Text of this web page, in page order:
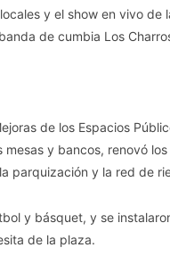
y el show en vivo de
de cumbia Los
de los Espacios
y bancos, renovó
parquización y la red de
y básquet, y se
de la plaza.